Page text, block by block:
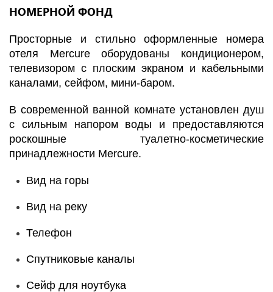
НОМЕРНОЙ ФОНД
Просторные и стильно оформленные номера
отеля Mercure оборудованы кондиционером,
телевизором с плоским экраном и кабельными
каналами, сейфом, мини-баром.
В современной ванной комнате установлен душ
с сильным напором воды и предоставляются
роскошные туалетно-косметические
принадлежности Mercure.
Вид на горы
Вид на реку
Телефон
Спутниковые каналы
Сейф для ноутбука